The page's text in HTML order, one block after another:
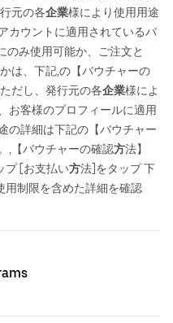
元の各企業様により使用用途
カウントに適用されているバ
のみ使用可能か、ご注文と
は、下記,の【バウチャーの
だし、発行元の各企業様によ
お客様のプロフィールに適用
の詳細は下記の【バウチャー
,【バウチャーの確認方法】
プ [お支払い方法]をタップ 下
制限を含めた詳細を確認